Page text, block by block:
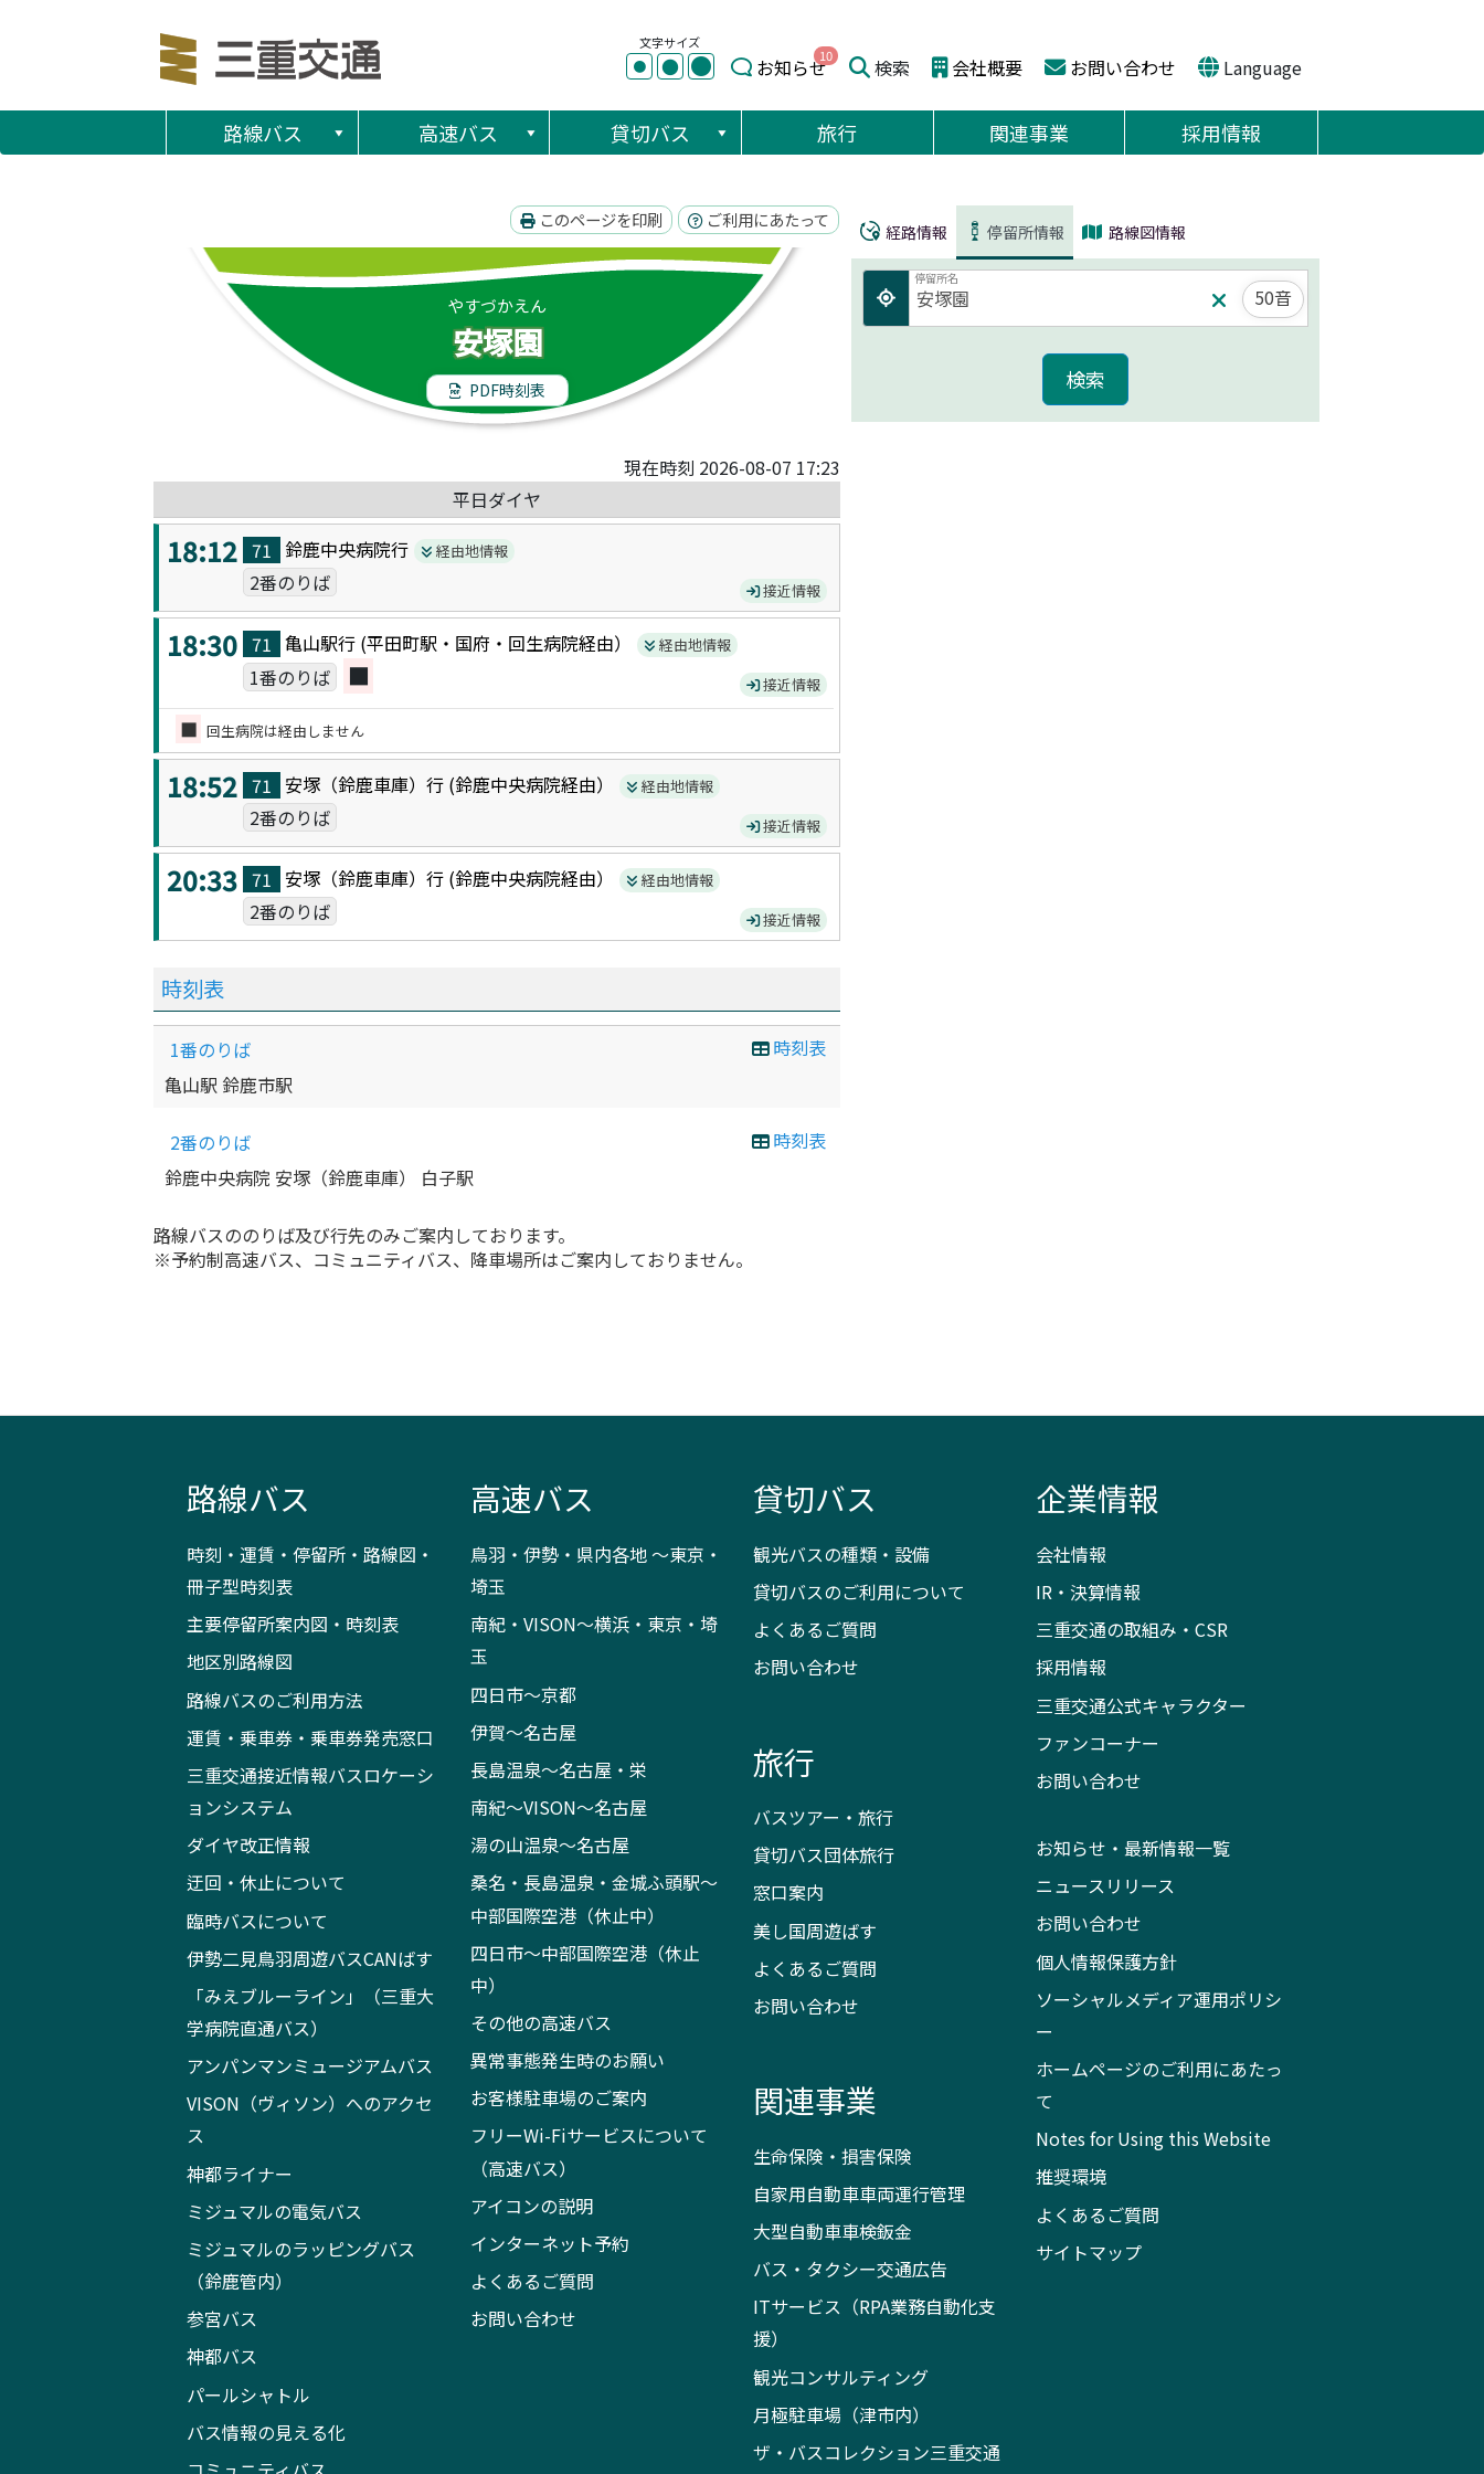
文字サイズ
● ● ● お知らせ10 検索 会社概要 お問い合わせ Language
路線バス 高速バス 貸切バス 旅行 関連事業 採用情報
このページを印刷 ご利用にあたって
やすづかえん
安塚園
PDF時刻表
現在時刻 2026-08-07 17:23
平日ダイヤ
18:12 71 鈴鹿中央病院行 経由地情報
2番のりば 接近情報
18:30 71 亀山駅行 (平田町駅・国府・回生病院経由） 経由地情報
1番のりば ■ 接近情報
■ 回生病院は経由しません
18:52 71 安塚（鈴鹿車庫）行 (鈴鹿中央病院経由） 経由地情報
2番のりば 接近情報
20:33 71 安塚（鈴鹿車庫）行 (鈴鹿中央病院経由） 経由地情報
2番のりば 接近情報
時刻表
時刻表
1番のりば
亀山駅 鈴鹿市駅
時刻表
2番のりば
鈴鹿中央病院 安塚（鈴鹿車庫） 白子駅
路線バスののりば及び行先のみご案内しております。
※予約制高速バス、コミュニティバス、降車場所はご案内しておりません。
経路情報 停留所情報 路線図情報
停留所名
50音
路線バス
時刻・運賃・停留所・路線図・
冊子型時刻表
主要停留所案内図・時刻表
地区別路線図
路線バスのご利用方法
運賃・乗車券・乗車券発売窓口
三重交通接近情報バスロケーシ
ョンシステム
ダイヤ改正情報
迂回・休止について
臨時バスについて
伊勢二見鳥羽周遊バスCANばす
「みえブルーライン」（三重大
学病院直通バス）
アンパンマンミュージアムバス
VISON（ヴィソン）へのアクセ
ス
神都ライナー
ミジュマルの電気バス
ミジュマルのラッピングバス
（鈴鹿管内）
参宮バス
神都バス
パールシャトル
バス情報の見える化
高速バス
鳥羽・伊勢・県内各地 ～東京・
埼玉
南紀・VISON～横浜・東京・埼
玉
四日市～京都
伊賀～名古屋
長島温泉～名古屋・栄
南紀～VISON～名古屋
湯の山温泉～名古屋
桑名・長島温泉・金城ふ頭駅～
中部国際空港（休止中）
四日市～中部国際空港（休止
中）
その他の高速バス
異常事態発生時のお願い
お客様駐車場のご案内
フリーWi-Fiサービスについて
（高速バス）
アイコンの説明
インターネット予約
よくあるご質問
お問い合わせ
貸切バス
観光バスの種類・設備
貸切バスのご利用について
よくあるご質問
お問い合わせ
旅行
バスツアー・旅行
貸切バス団体旅行
窓口案内
美し国周遊ばす
よくあるご質問
お問い合わせ
関連事業
生命保険・損害保険
自家用自動車車両運行管理
大型自動車車検鈑金
バス・タクシー交通広告
ITサービス（RPA業務自動化支
援）
観光コンサルティング
月極駐車場（津市内）
ザ・バスコレクション三重交通
企業情報
会社情報
IR・決算情報
三重交通の取組み・CSR
採用情報
三重交通公式キャラクター
ファンコーナー
お問い合わせ
お知らせ・最新情報一覧
ニュースリリース
お問い合わせ
個人情報保護方針
ソーシャルメディア運用ポリシ
ー
ホームページのご利用にあたっ
て
Notes for Using this Website
推奨環境
よくあるご質問
サイトマップ